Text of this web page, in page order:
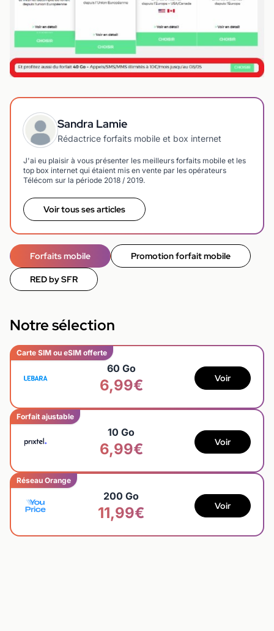
Sandra Lamie
Rédactrice forfaits mobile et box internet
J'ai eu plaisir à vous présenter les meilleurs forfaits mobile et les
top box internet qui étaient mis en vente par les opérateurs
Télécom sur la période 2018 / 2019.
Voir tous ses articles
Forfaits mobile Promotion forfait mobile
RED by SFR
Notre sélection
Carte SIM ou eSIM offerte
60 Go
6,99€ Voir
Forfait ajustable
10 Go
6,99€ Voir
Réseau Orange
200 Go
11,99€ Voir